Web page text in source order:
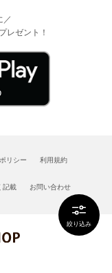
絞り込み
／
レゼント！
リシー 利用規約
記載 お問い合わせ